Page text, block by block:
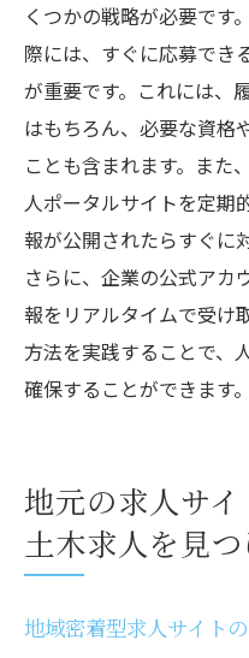
くつかの戦略が必要です
際には、すぐに応募でき
が重要です。これには、
はもちろん、必要な資格
ことも含まれます。また
人ポータルサイトを定期
報が公開されたらすぐに
さらに、企業の公式アカ
報をリアルタイムで受け
方法を実践することで、
確保することができます。
地元の求人サ
土木求人を見つ
地域密着型求人サイト